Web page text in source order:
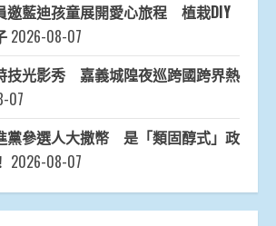
邀藍迪孩童展開愛心旅程 植栽DIY
2026-08-07
技光影秀 嘉義城隍夜巡跨國跨界熱
07
黨參選人大撒幣 是「類固醇式」政
2026-08-07